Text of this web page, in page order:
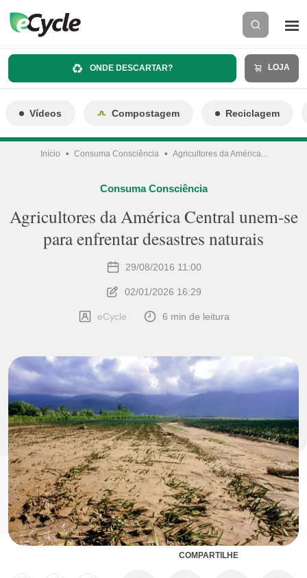
ONDE DESCARTAR? LOJA
Vídeos Compostagem Reciclagem
Início Consuma Consciência Agricultores da América...
Consuma Consciência
Agricultores da América Central unem-se
para enfrentar desastres naturais
29/08/2016 11:00
02/01/2026 16:29
eCycle 6 min de leitura
COMPARTILHE